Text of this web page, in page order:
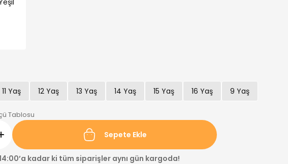
11 Yaş 12 Yaş 13 Yaş 14 Yaş 15 Yaş 16 Yaş 9 Yaş
Tablosu
Sepete Ekle
kadar ki tüm siparişler aynı gün kargoda!